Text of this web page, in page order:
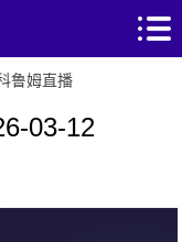
鲁姆直播
03-12